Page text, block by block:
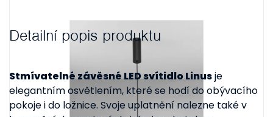
Detailní popis produktu
Stmívatelné závěsné LED svítidlo Linusje
elegantním osvětlením, které se hodí do obývacího
pokoje i do ložnice. Svoje uplatnění nalezne také v